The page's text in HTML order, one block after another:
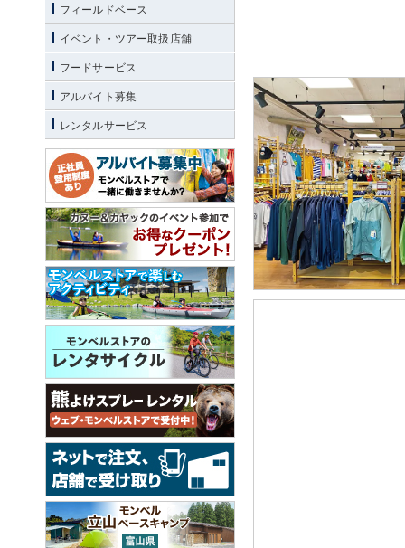
フィールドベース
イベント・ツアー取扱店舗
フードサービス
アルバイト募集
レンタルサービス